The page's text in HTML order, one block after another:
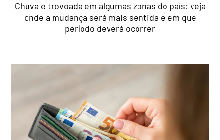
Chuva e trovoada em algumas zonas do país: veja
onde a mudança será mais sentida e em que
período deverá ocorrer